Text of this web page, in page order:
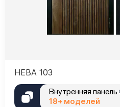
НЕВА 103
Внутренняя панель
18+ моделей